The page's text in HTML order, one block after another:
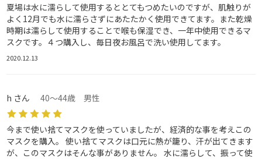
夏場は水に濡らして使用するととてもつめたいのですが、肌触りが
よく12月でも水に濡らさずにあたたかく使用できてます。また乾燥
時期は濡らして使用することで喉も保湿でき、一年中使用できるマ
スクです。４つ購入し、毎日夜お風呂で洗い使用してます。
2020.12.13
h さん 40～44歳 男性
今まで使い捨てマスクを使っていましたが、経済的な事を考えこの
マスクを購入。 使い捨てマスクは口元に熱が籠り、汗が出てきます
が、このマスクはそんな事がありません。 水に濡らして、振って使